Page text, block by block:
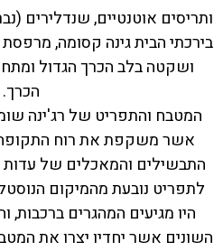
ותריסים אוטנטיים, שנדלירים
בירכתי הבית גינה קסומה,
ושקטה בלב הכרך הגדול
הכרך.
המטבח והתפריט של רג'ינה
אשר משקפת את רוח
התבשילים והמאכלים של
לתפריט נובעת מהמיקום
היו מגיעים המהגרים ברכבות,
השונים אשר יחדיו יצרו את